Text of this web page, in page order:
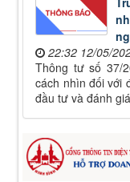
22:32 12/05/
Thông tư số 37/
cách nhìn đối với
đầu tư và đánh